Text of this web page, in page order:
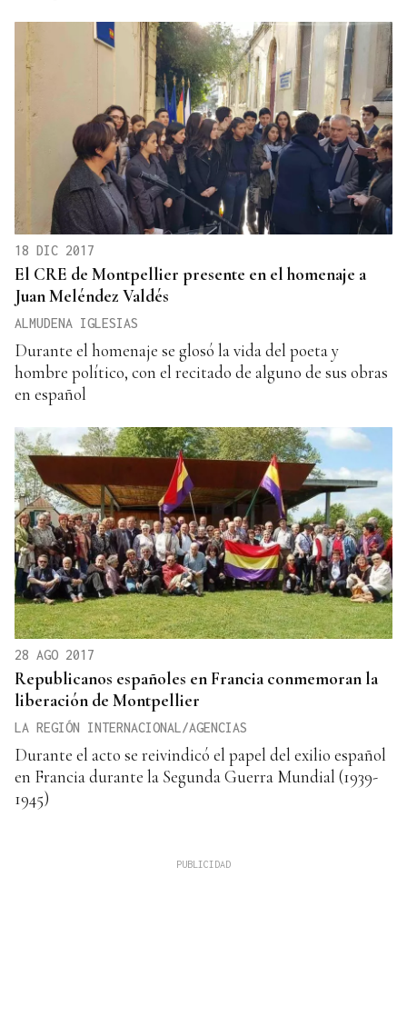
18 DIC 2017
El CRE de Montpellier presente en el homenaje a
Juan Meléndez Valdés
ALMUDENA IGLESIAS
Durante el homenaje se glosó la vida del poeta y
hombre político, con el recitado de alguno de sus obras
en español
28 AGO 2017
Republicanos españoles en Francia conmemoran la
liberación de Montpellier
LA REGIÓN INTERNACIONAL/AGENCIAS
Durante el acto se reivindicó el papel del exilio español
en Francia durante la Segunda Guerra Mundial (1939-
1945)